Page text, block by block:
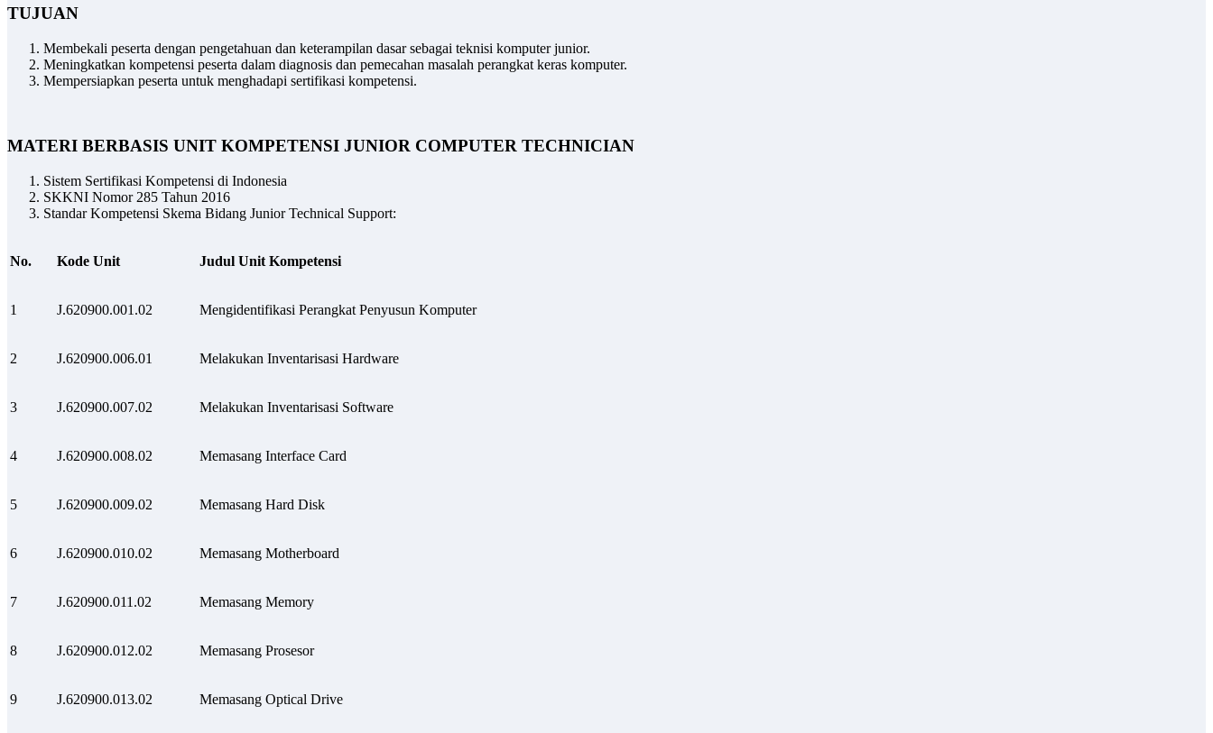
TUJUAN
Membekali peserta dengan pengetahuan dan keterampilan dasar sebagai teknisi komputer junior.
Meningkatkan kompetensi peserta dalam diagnosis dan pemecahan masalah perangkat keras komputer.
Mempersiapkan peserta untuk menghadapi sertifikasi kompetensi.
MATERI BERBASIS UNIT KOMPETENSI JUNIOR COMPUTER TECHNICIAN
Sistem Sertifikasi Kompetensi di Indonesia
SKKNI Nomor 285 Tahun 2016
Standar Kompetensi Skema Bidang Junior Technical Support:
No. Kode Unit Judul Unit Kompetensi
1 J.620900.001.02 Mengidentifikasi Perangkat Penyusun Komputer
2 J.620900.006.01 Melakukan Inventarisasi Hardware
3 J.620900.007.02 Melakukan Inventarisasi Software
4 J.620900.008.02 Memasang Interface Card
5 J.620900.009.02 Memasang Hard Disk
6 J.620900.010.02 Memasang Motherboard
7 J.620900.011.02 Memasang Memory
8 J.620900.012.02 Memasang Prosesor
9 J.620900.013.02 Memasang Optical Drive